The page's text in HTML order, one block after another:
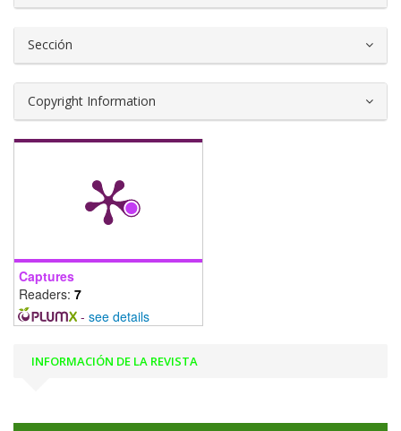
Sección
Copyright Information
Captures
Readers: 7
- see details
INFORMACIÓN DE LA REVISTA